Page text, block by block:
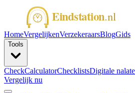
HomeVergelijkenVerzekeraarsBlogGids
Tools
CheckCalculatorChecklistsDigitale
Vergelijk nu